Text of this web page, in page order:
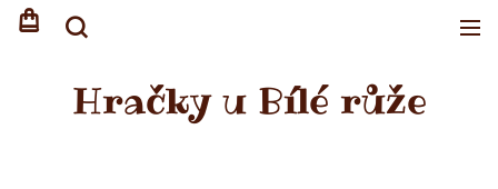
Hračky u Bílé růže